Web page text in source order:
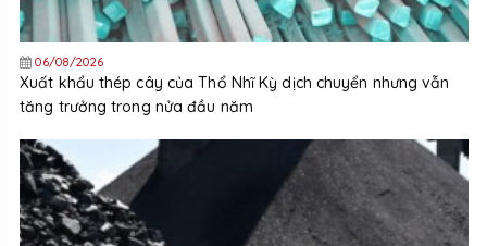
06/08/2026
Xuất khẩu thép cây của Thổ Nhĩ Kỳ dịch chuyển nhưng vẫn
tăng trưởng trong nửa đầu năm